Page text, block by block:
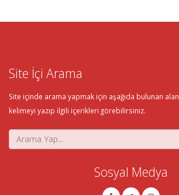
Site İçi Arama
Site içinde arama yapmak için aşağıda bulunan
kelimeyi yazıp ilgili içerikleri görebilirsiniz.
Sosyal Medya